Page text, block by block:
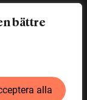
bättre
alla